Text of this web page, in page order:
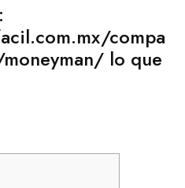
compa
lo que